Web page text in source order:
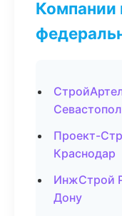
Проект-
Краснодар
ИнжСтрой
Дону